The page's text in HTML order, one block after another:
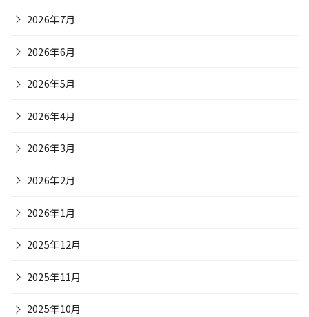
2026年7月
2026年6月
2026年5月
2026年4月
2026年3月
2026年2月
2026年1月
2025年12月
2025年11月
2025年10月